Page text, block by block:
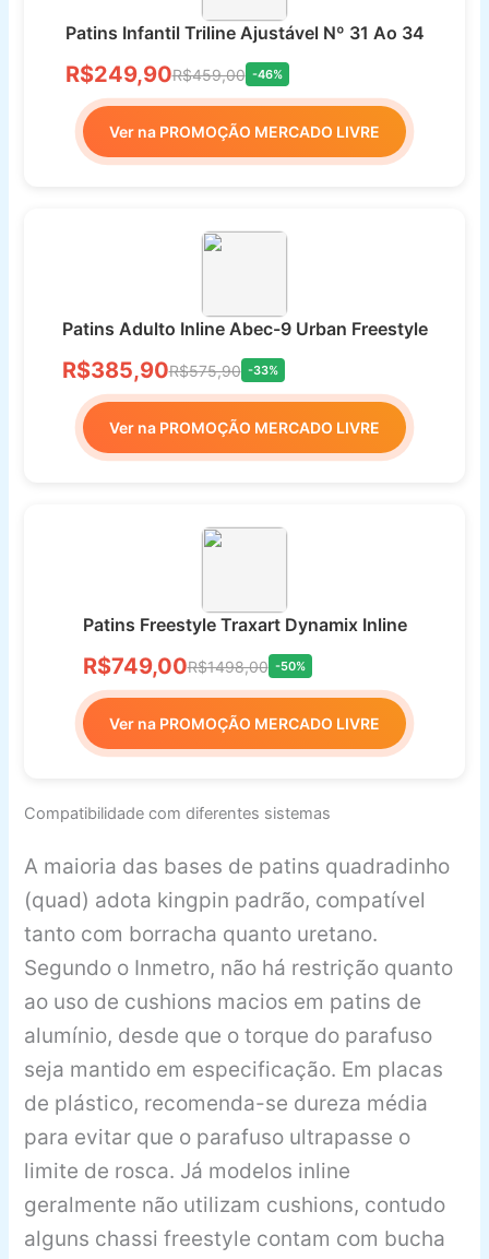
Patins Infantil Triline Ajustável Nº 31 Ao 34
R$249,90R$459,00 -46%
Ver na PROMOÇÃO MERCADO LIVRE
Patins Adulto Inline Abec-9 Urban Freestyle
R$385,90R$575,90 -33%
Ver na PROMOÇÃO MERCADO LIVRE
Patins Freestyle Traxart Dynamix Inline
R$749,00R$1498,00 -50%
Ver na PROMOÇÃO MERCADO LIVRE
Compatibilidade com diferentes sistemas
A maioria das bases de patins quadradinho
(quad) adota kingpin padrão, compatível
tanto com borracha quanto uretano.
Segundo o Inmetro, não há restrição quanto
ao uso de cushions macios em patins de
alumínio, desde que o torque do parafuso
seja mantido em especificação. Em placas
de plástico, recomenda-se dureza média
para evitar que o parafuso ultrapasse o
limite de rosca. Já modelos inline
geralmente não utilizam cushions, contudo
alguns chassi freestyle contam com bucha